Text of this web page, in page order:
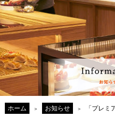
GALLERY ギャラリー
ACCESS 交通アクセス
MONTE ROSA Online Shopオンライン
CAKE RESERVEケーキWeb予約
ホーム お知らせ 「プレミ